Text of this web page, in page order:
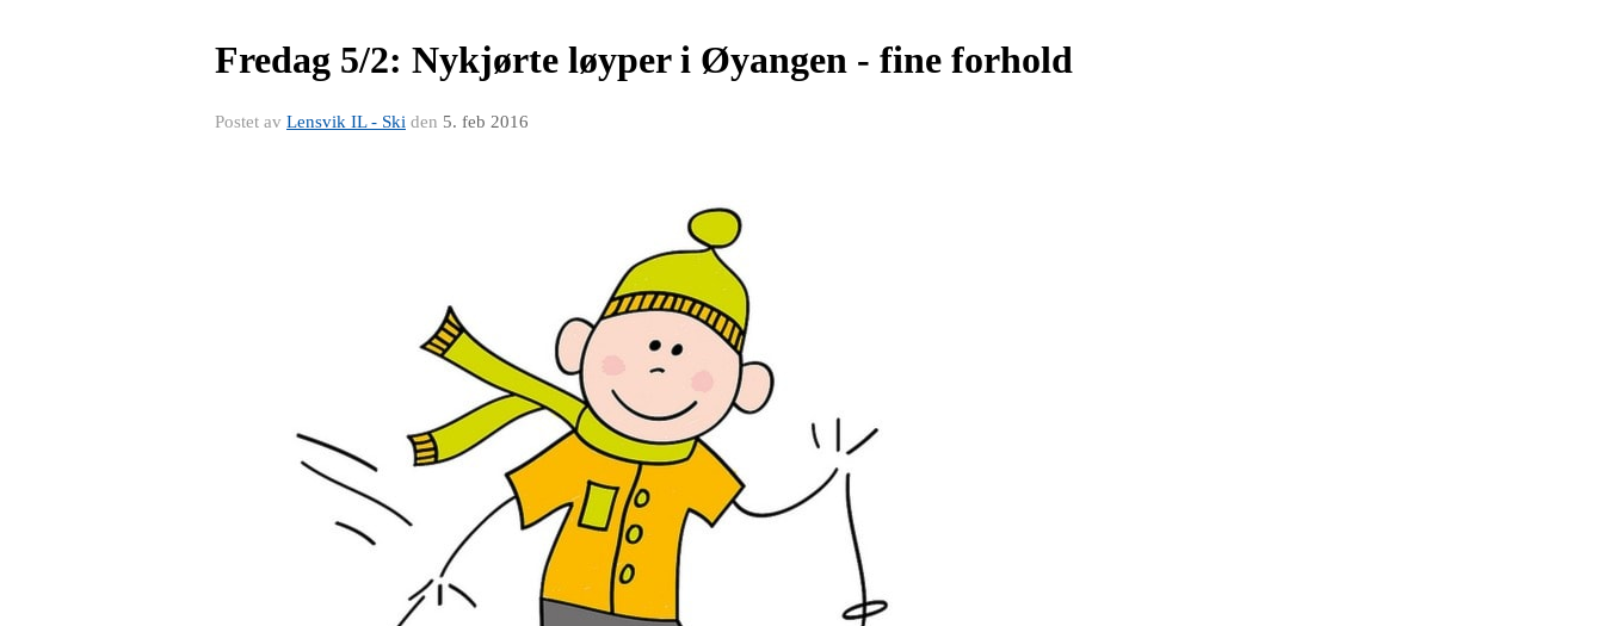
Fredag 5/2: Nykjørte løyper i Øyangen - fine forhold
Postet av Lensvik IL - Ski den 5. feb 2016